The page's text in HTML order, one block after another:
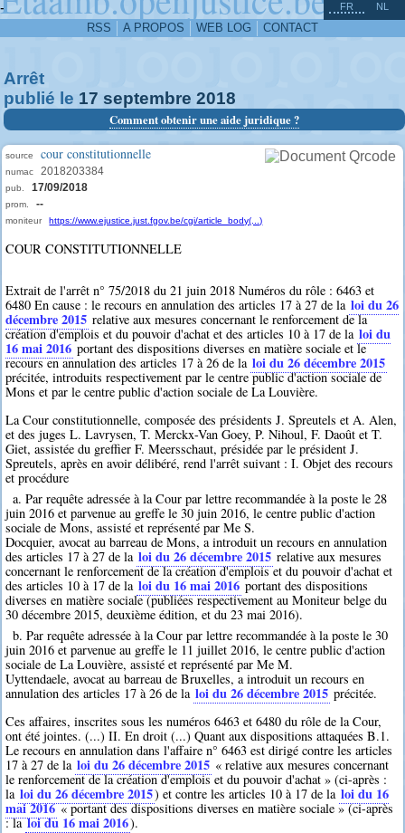
-
RSS A PROPOS WEB LOG CONTACT
FR NL
Arrêt
publié le 17 septembre 2018
Comment obtenir une aide juridique ?
source cour constitutionnelle
numac 2018203384
pub. 17/09/2018
prom. --
moniteur https://www.ejustice.just.fgov.be/cgi/article_body(...)
COUR CONSTITUTIONNELLE
Extrait de l'arrêt n° 75/2018 du 21 juin 2018 Numéros du rôle : 6463 et
6480 En cause : le recours en annulation des articles 17 à 27 de la loi du 26
décembre 2015 relative aux mesures concernant le renforcement de la
création d'emplois et du pouvoir d'achat et des articles 10 à 17 de la loi du
16 mai 2016 portant des dispositions diverses en matière sociale et le
recours en annulation des articles 17 à 26 de la loi du 26 décembre 2015
précitée, introduits respectivement par le centre public d'action sociale de
Mons et par le centre public d'action sociale de La Louvière.
La Cour constitutionnelle, composée des présidents J. Spreutels et A. Alen,
et des juges L. Lavrysen, T. Merckx-Van Goey, P. Nihoul, F. Daoût et T.
Giet, assistée du greffier F. Meersschaut, présidée par le président J.
Spreutels, après en avoir délibéré, rend l'arrêt suivant : I. Objet des recours
et procédure
a. Par requête adressée à la Cour par lettre recommandée à la poste le 28
juin 2016 et parvenue au greffe le 30 juin 2016, le centre public d'action
sociale de Mons, assisté et représenté par Me S.
Docquier, avocat au barreau de Mons, a introduit un recours en annulation
des articles 17 à 27 de la loi du 26 décembre 2015 relative aux mesures
concernant le renforcement de la création d'emplois et du pouvoir d'achat et
des articles 10 à 17 de la loi du 16 mai 2016 portant des dispositions
diverses en matière sociale (publiées respectivement au Moniteur belge du
30 décembre 2015, deuxième édition, et du 23 mai 2016).
b. Par requête adressée à la Cour par lettre recommandée à la poste le 30
juin 2016 et parvenue au greffe le 11 juillet 2016, le centre public d'action
sociale de La Louvière, assisté et représenté par Me M.
Uyttendaele, avocat au barreau de Bruxelles, a introduit un recours en
annulation des articles 17 à 26 de la loi du 26 décembre 2015 précitée.
Ces affaires, inscrites sous les numéros 6463 et 6480 du rôle de la Cour,
ont été jointes. (...) II. En droit (...) Quant aux dispositions attaquées B.1.
Le recours en annulation dans l'affaire n° 6463 est dirigé contre les articles
17 à 27 de la loi du 26 décembre 2015 « relative aux mesures concernant
le renforcement de la création d'emplois et du pouvoir d'achat » (ci-après :
la loi du 26 décembre 2015) et contre les articles 10 à 17 de la loi du 16
mai 2016« portant des dispositions diverses en matière sociale » (ci-après
: laloi du 16 mai 2016).
^